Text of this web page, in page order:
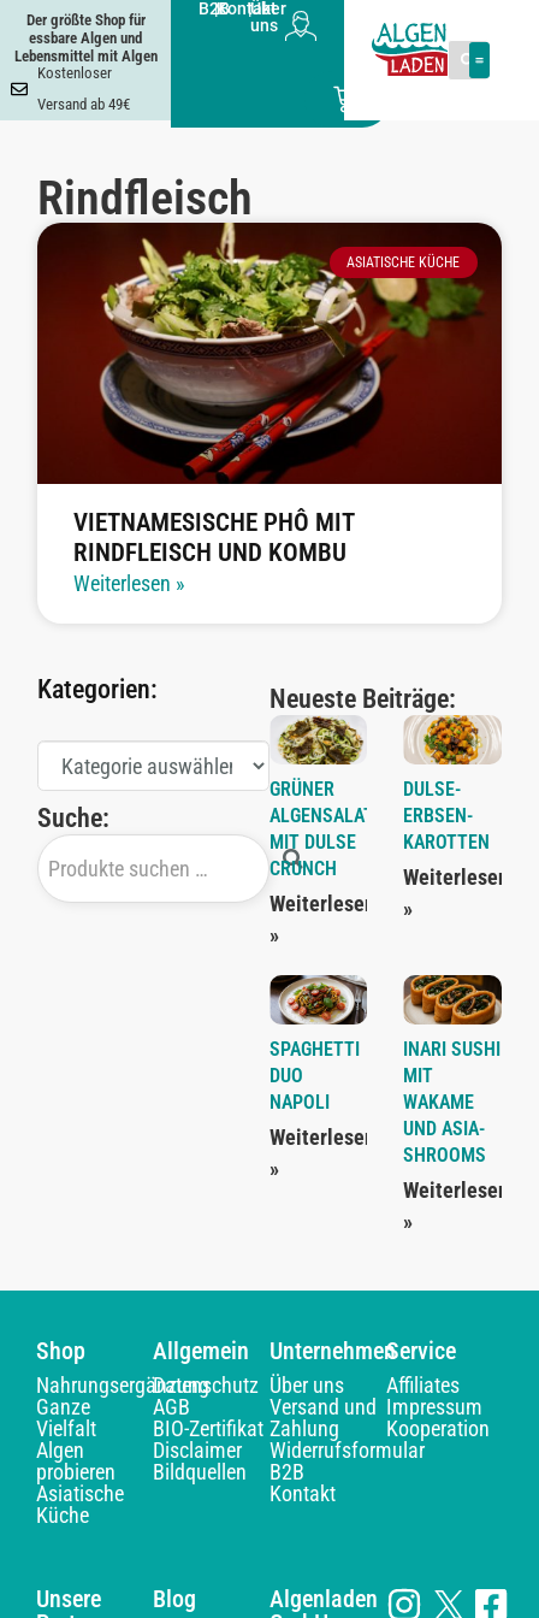
Der größte Shop für
essbare Algen und
Lebensmittel mit Algen
Kostenloser
Versand ab 49€
B2B
|Kontakt
|Über
uns
Rindfleisch
ASIATISCHE KÜCHE
VIETNAMESISCHE PHÔ MIT
RINDFLEISCH UND KOMBU
Weiterlesen »
Kategorien:
Suche:
Neueste Beiträge:
GRÜNER
ALGENSALAT
MIT DULSE
CRUNCH
Weiterlesen
»
DULSE-
ERBSEN-
KAROTTEN
Weiterlesen
»
SPAGHETTI
DUO
NAPOLI
Weiterlesen
»
INARI SUSHI
MIT
WAKAME
UND ASIA-
SHROOMS
Weiterlesen
»
Shop
Nahrungsergänzung
Ganze
Vielfalt
Algen
probieren
Asiatische
Küche
Allgemein
Datenschutz
AGB
BIO-Zertifikat
Disclaimer
Bildquellen
Unternehmen
Über uns
Versand und
Zahlung
Widerrufsformular
B2B
Kontakt
Service
Affiliates
Impressum
Kooperation
Unsere
Blog
Algenladen